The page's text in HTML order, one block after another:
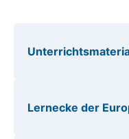
Lernecke der